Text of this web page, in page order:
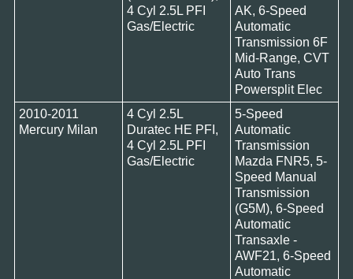
4 Cyl 2.5L PFI
Gas/Electric
AK, 6-Speed
Automatic
Transmission 6F
Mid-Range, CVT
Auto Trans
Powersplit Elec
2010-2011
Mercury Milan
4 Cyl 2.5L
Duratec HE PFI,
4 Cyl 2.5L PFI
Gas/Electric
5-Speed
Automatic
Transmission
Mazda FNR5, 5-
Speed Manual
Transmission
(G5M), 6-Speed
Automatic
Transaxle -
AWF21, 6-Speed
Automatic